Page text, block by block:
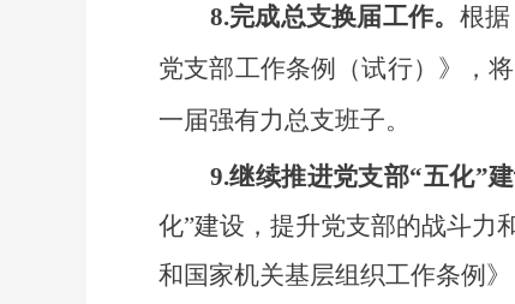
8.完成总支换届工作。 根据
党支部工作条例（试行）》，
一届强有力总支班子。
9.继续推进党支部“五化”
化”建设，提升党支部的战斗力
和国家机关基层组织工作条例